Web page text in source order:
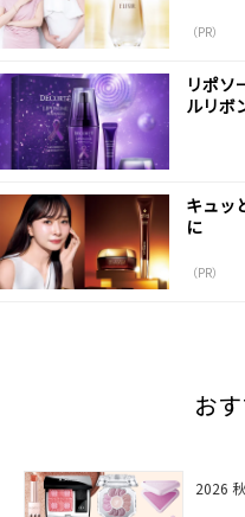
（PR）
リポソ
ルリボ
キュッ
に
（PR）
お
2026